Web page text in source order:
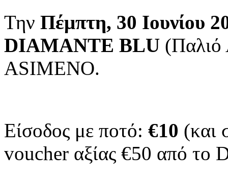
Την Πέμπτη, 30 Ιουνίου
DIAMANTE BLU (Παλιό
ASIMENO.
Είσοδος με ποτό: €10 (και
voucher αξίας €50 από